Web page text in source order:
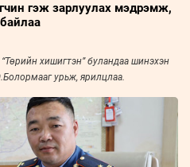
гэж зарлуулах мэдрэмж,
хишигтэн” буландаа шинэхэн
урьж, ярилцлаа.